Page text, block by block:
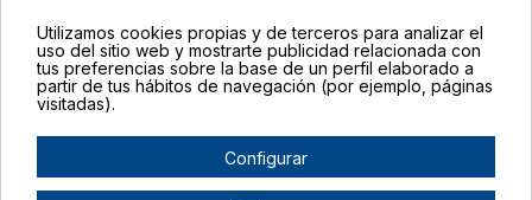
VIN-TAZ-BMO
Utilizamos cookies propias y de terceros para analizar el
uso del sitio web y mostrarte publicidad relacionada con
tus preferencias sobre la base de un perfil elaborado a
partir de tus hábitos de navegación (por ejemplo, páginas
visitadas).
Configurar